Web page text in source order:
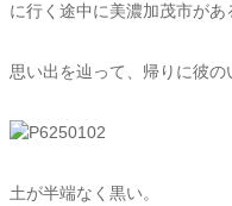
に行く途中に美濃加茂市があ
思い出を辿って、帰りに彼の
土が半端なく黒い。